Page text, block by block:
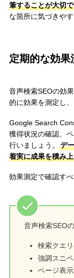
筆することが大切
な箇所に気づきやす
定期的な効果
音声検索SEOの効
的に効果を測定し
Google Search
獲得状況の確認、
行いましょう。
デ
着実に成果を積み
効果測定で確認す
音声検索SEO
検索クエ
強調スニ
ページ表